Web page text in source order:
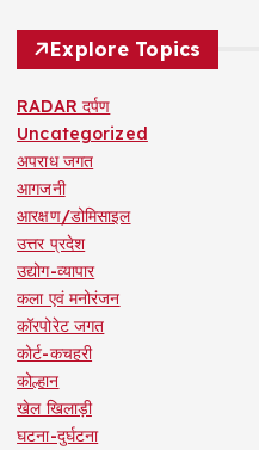
Explore Topics
RADAR दर्पण
Uncategorized
अपराध जगत
आगजनी
आरक्षण/डोमिसाइल
उत्तर प्रदेश
उद्योग-व्यापार
कला एवं मनोरंजन
कॉरपोरेट जगत
कोर्ट-कचहरी
कोल्हान
खेल खिलाड़ी
घटना-दुर्घटना